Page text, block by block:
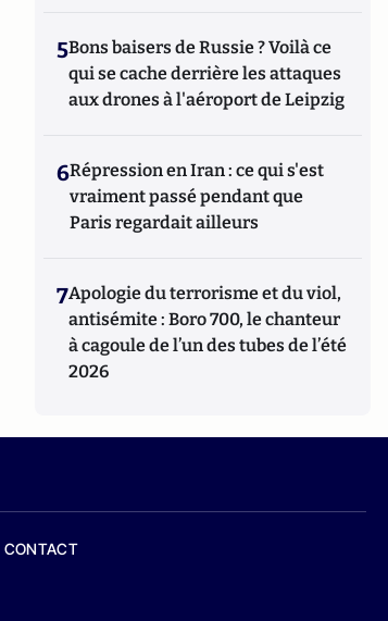
5Bons baisers de Russie ? Voilà ce
qui se cache derrière les attaques
aux drones à l'aéroport de Leipzig
6Répression en Iran : ce qui s'est
vraiment passé pendant que
Paris regardait ailleurs
7Apologie du terrorisme et du viol,
antisémite : Boro 700, le chanteur
à cagoule de l’un des tubes de l’été
2026
CONTACT